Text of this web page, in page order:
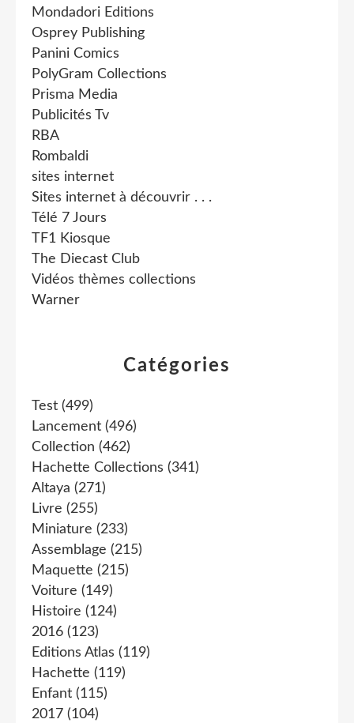
Catégories
Test (499)
Lancement (496)
Collection (462)
Hachette Collections (341)
Altaya (271)
Livre (255)
Miniature (233)
Assemblage (215)
Maquette (215)
Voiture (149)
Histoire (124)
2016 (123)
Editions Atlas (119)
Hachette (119)
Enfant (115)
2017 (104)
Mondadori Editions
Osprey Publishing
Panini Comics
PolyGram Collections
Prisma Media
Publicités Tv
RBA
Rombaldi
sites internet
Sites internet à découvrir . . .
Télé 7 Jours
TF1 Kiosque
The Diecast Club
Vidéos thèmes collections
Warner